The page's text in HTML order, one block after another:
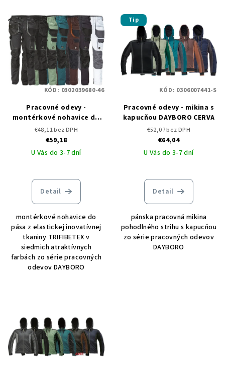
Pracovné odevy -
montérkové nohavice do
pása DAYBORO CERVA
€48,11 bez DPH
€59,18
U Vás do 3-7 dní
Detail
montérkové nohavice do
pása z elastickej inovatívnej
tkaniny TRIFIBETEX v
siedmich atraktívnych
farbách zo série pracovných
odevov DAYBORO
KÓD: 0302039680-46
Tip
Pracovné odevy - mikina s
kapucňou DAYBORO CERVA
€52,07 bez DPH
€64,04
U Vás do 3-7 dní
Detail
pánska pracovná mikina
pohodlného strihu s kapucňou
zo série pracovných odevov
DAYBORO
KÓD: 0306007441-S